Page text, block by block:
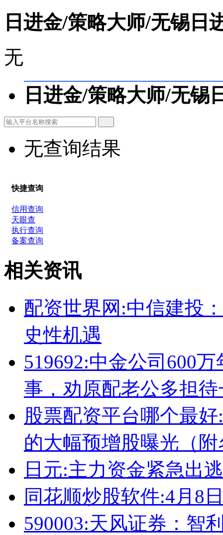
日进金/策略大师/无锡日
无
日进金/策略大师/无锡
无查询结果
快捷查询
信用查询
天眼查
执行查询
备案查询
相关资讯
配资世界网:中信建投
史性机遇
519692:中金公司600
事，劝原配老公多担待
股票配资平台哪个最
的大幅预增股曝光（附
日元:主力资金紧急出
同花顺炒股软件:4月8
590003:天风证券：智